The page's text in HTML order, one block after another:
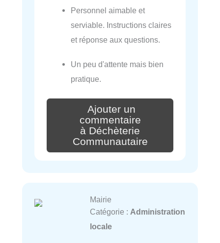
Personnel aimable et
serviable. Instructions claires
et réponse aux questions.
Un peu d'attente mais bien
pratique.
Ajouter un
commentaire
à Déchèterie
Communautaire
Mairie
Catégorie : Administration
locale